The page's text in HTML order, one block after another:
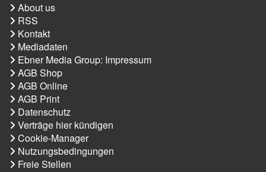
About us
RSS
Kontakt
Mediadaten
Ebner Media Group: Impressum
AGB Shop
AGB Online
AGB Print
Datenschutz
Verträge hier kündigen
Cookie-Manager
Nutzungsbedingungen
Freie Stellen